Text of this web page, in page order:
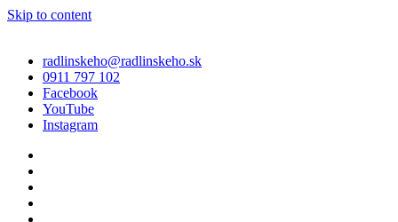
Skip to content
radlinskeho@radlinskeho.sk
0911 797 102
Facebook
YouTube
Instagram